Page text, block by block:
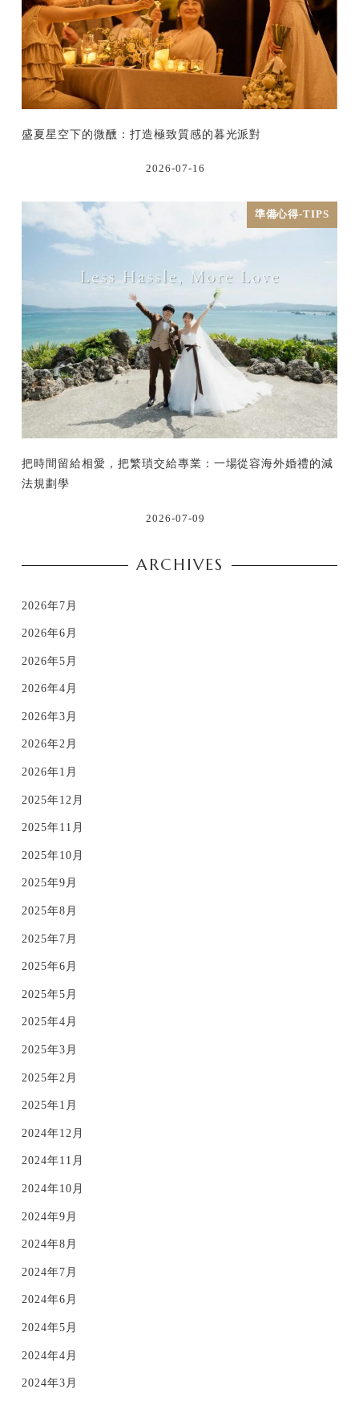
盛夏星空下的微醺：打造極致質感的暮光派對
2026-07-16
準備心得-TIPS
把時間留給相愛，把繁瑣交給專業：一場從容海外婚禮的減
法規劃學
2026-07-09
ARCHIVES
2026年7月
2026年6月
2026年5月
2026年4月
2026年3月
2026年2月
2026年1月
2025年12月
2025年11月
2025年10月
2025年9月
2025年8月
2025年7月
2025年6月
2025年5月
2025年4月
2025年3月
2025年2月
2025年1月
2024年12月
2024年11月
2024年10月
2024年9月
2024年8月
2024年7月
2024年6月
2024年5月
2024年4月
2024年3月